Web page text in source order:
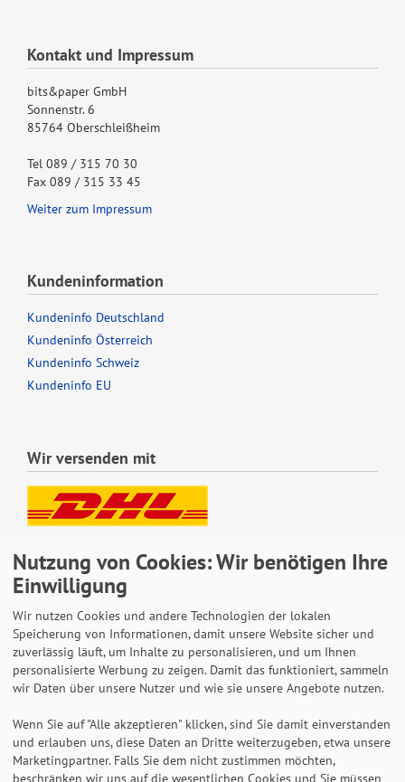
Kontakt und Impressum
bits&paper GmbH
Sonnenstr. 6
85764 Oberschleißheim
Tel 089 / 315 70 30
Fax 089 / 315 33 45
Weiter zum Impressum
Kundeninformation
Kundeninfo Deutschland
Kundeninfo Österreich
Kundeninfo Schweiz
Kundeninfo EU
Wir versenden mit
Samstagszustellung
Bequeme Zahlung über Paypal
14 Tage Widerrufsrecht
2 Jahre Gewährleistung
Nutzung von Cookies: Wir benötigen Ihre
Einwilligung
Wir nutzen Cookies und andere Technologien der lokalen
Speicherung von Informationen, damit unsere Website sicher und
zuverlässig läuft, um Inhalte zu personalisieren, und um Ihnen
personalisierte Werbung zu zeigen. Damit das funktioniert, sammeln
wir Daten über unsere Nutzer und wie sie unsere Angebote nutzen.
Wenn Sie auf "Alle akzeptieren" klicken, sind Sie damit einverstanden
und erlauben uns, diese Daten an Dritte weiterzugeben, etwa unsere
Marketingpartner. Falls Sie dem nicht zustimmen möchten,
beschränken wir uns auf die wesentlichen Cookies und Sie müssen